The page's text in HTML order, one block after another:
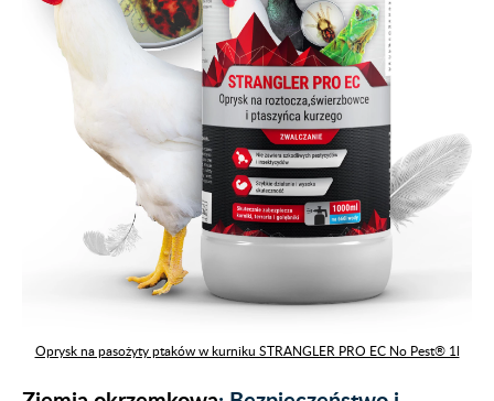
Oprysk na pasożyty ptaków w kurniku STRANGLER PRO EC No Pest® 1l